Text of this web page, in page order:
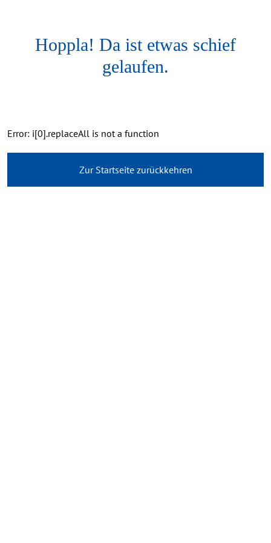
Hoppla! Da ist etwas schief
gelaufen.
Error: i[0].replaceAll is not a function
Zur Startseite zurückkehren